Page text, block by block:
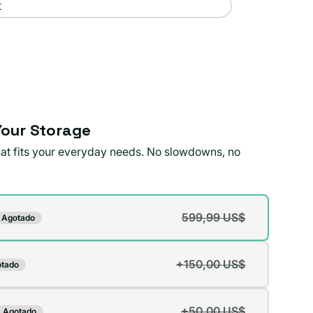
Storage
fits your everyday needs. No slowdowns, no
Agotado 599,99 US$
+150,00 US$